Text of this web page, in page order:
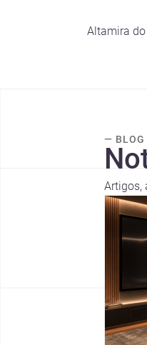
Altamira
— BLOG
Artigos,